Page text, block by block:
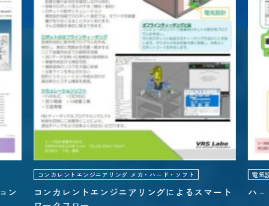
るスマート
電気設計 （ハード・ソフト設計）
ハ－ド・ソフト設計分類表（電気設計）